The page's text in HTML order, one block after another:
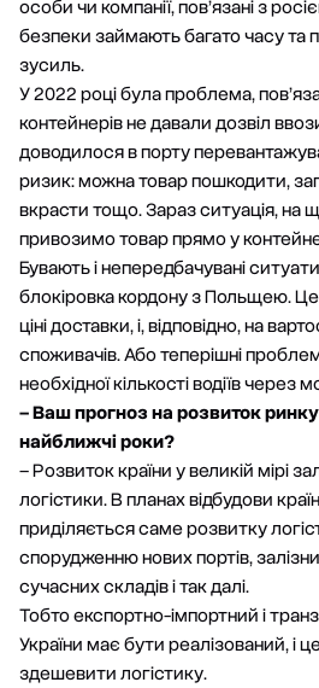
особи чи компанії, пов’язані з
безпеки займають багато часу
зусиль.
У 2022 році була проблема,
контейнерів не давали дозвіл
доводилося в порту
ризик: можна товар пошкодити,
вкрасти тощо. Зараз ситуація, на
привозимо товар прямо у
Бувають і непередбачувані
блокіровка кордону з Польщею.
ціні доставки, і, відповідно, на
споживачів. Або теперішні
необхідної кількості водіїв через
– Ваш прогноз на розвиток ринку
найближчі роки?
– Розвиток країни у великій мірі
логістики. В планах відбудови
приділяється саме розвитку
спорудженню нових портів,
сучасних складів і так далі.
Тобто експортно-імпортний і
України має бути реалізований, і
здешевити логістику.